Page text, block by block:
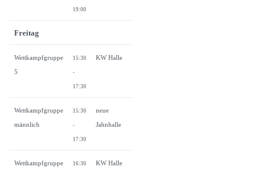
19:00
Freitag
Wettkampfgruppe
5
15:30
-
17:30
KW Halle
Wettkampfgruppe
männlich
15:30
-
17:30
neue
Jahnhalle
Wettkampfgruppe 16:30 KW Halle